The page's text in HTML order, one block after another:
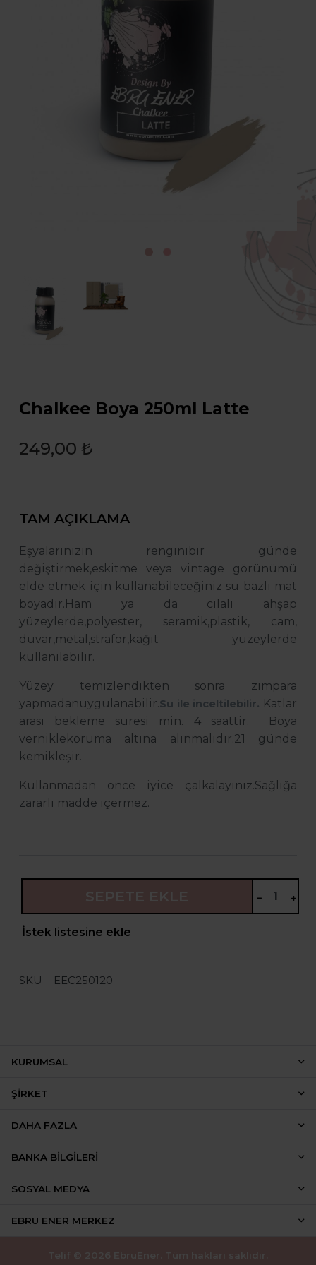
Chalkee Boya 250ml Latte
249,00 ₺
TAM AÇIKLAMA
Eşyalarınızın renginibir günde
değiştirmek,eskitme veya vintage görünümü
elde etmek için kullanabileceğiniz su bazlı mat
boyadır.Ham ya da cilalı ahşap
yüzeylerde,polyester, seramik,plastik, cam,
duvar,metal,strafor,kağıt yüzeylerde
kullanılabilir.
Yüzey temizlendikten sonra zımpara
yapmadanuygulanabilir.Su ile inceltilebilir. Katlar
arası bekleme süresi min. 4 saattir. Boya
verniklekoruma altına alınmalıdır.21 günde
kemikleşir.
Kullanmadan önce iyice çalkalayınız.Sağlığa
zararlı madde içermez.
İstek listesine ekle
SKU EEC250120
KURUMSAL
ŞIRKET
DAHA FAZLA
BANKA BILGILERI
SOSYAL MEDYA
EBRU ENER MERKEZ